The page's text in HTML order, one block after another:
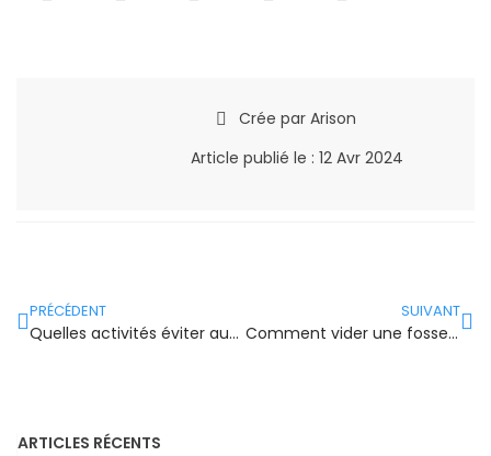
Crée parArison
Article publié le : 12 Avr 2024
PRÉCÉDENT
Quelles activités éviter au-dessus d’une fosse septique ?
SUIVANT
Comment vider une fosse septique pleine ?
ARTICLES RÉCENTS